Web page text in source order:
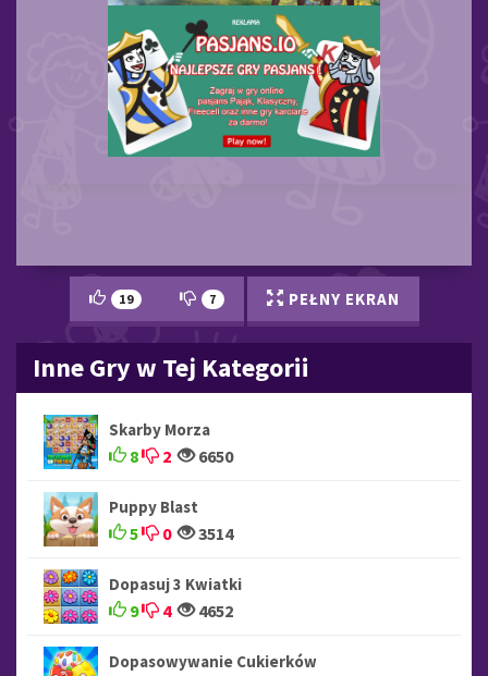
19 7 PEŁNY EKRAN
Inne Gry w Tej Kategorii
Skarby Morza
8 2 6650
Puppy Blast
5 0 3514
Dopasuj 3 Kwiatki
9 4 4652
Dopasowywanie Cukierków